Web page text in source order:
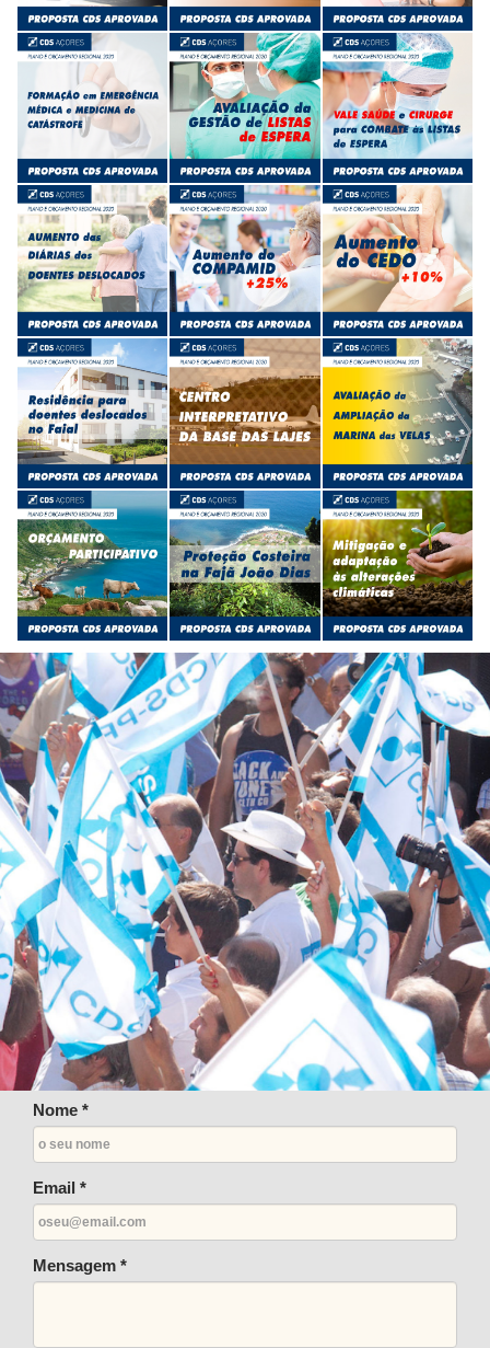
Nome *
Email *
Mensagem *